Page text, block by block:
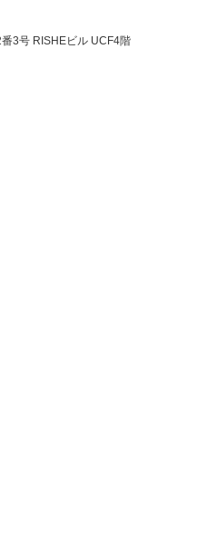
3号 RISHEビル UCF4階